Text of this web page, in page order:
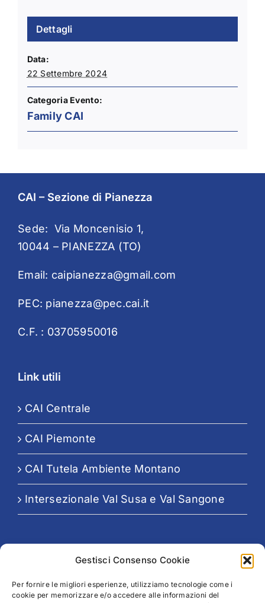
Gestisci Consenso Cookie
Per fornire le migliori esperienze, utilizziamo tecnologie come i
cookie per memorizzare e/o accedere alle informazioni del
Dettagli
Data:
22 Settembre 2024
Categoria Evento:
Family CAI
CAI – Sezione di Pianezza
Sede: Via Moncenisio 1,
10044 – PIANEZZA (TO)
Email: caipianezza@gmail.com
PEC: pianezza@pec.cai.it
C.F. : 03705950016
Link utili
CAI Centrale
CAI Piemonte
CAI Tutela Ambiente Montano
Intersezionale Val Susa e Val Sangone